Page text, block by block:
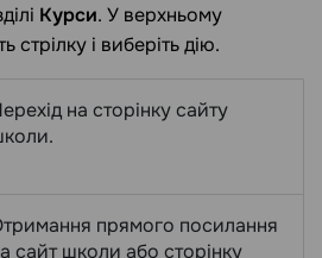
Курси. У верхньому
стрілку і виберіть дію.
на сторінку сайту
прямого посилання
сайт школи або сторінку